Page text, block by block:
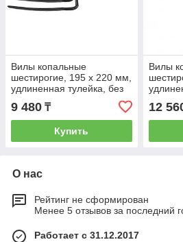
Вилы копальные
шестирогие, 195 х 220 мм,
удлиненная тулейка, без
черенка (АРТИ) Россия
63839
9 480 ₸
Купить
Вилы
63805
12
О нас
Рейтинг не сформирован
Менее 5 отзывов за последний
Работает с 31.12.2017